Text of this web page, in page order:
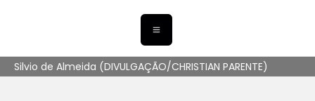
Silvio de Almeida (DIVULGAÇÃO/CHRISTIAN PARENTE)